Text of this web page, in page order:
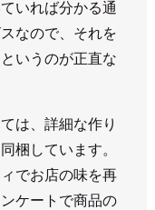
いれば分かる通
なので、それを
いうのが正直な
は、詳細な作り
梱しています。
でお店の味を再
ケートで商品の